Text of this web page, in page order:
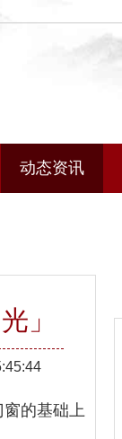
动态资讯
」
的基础上